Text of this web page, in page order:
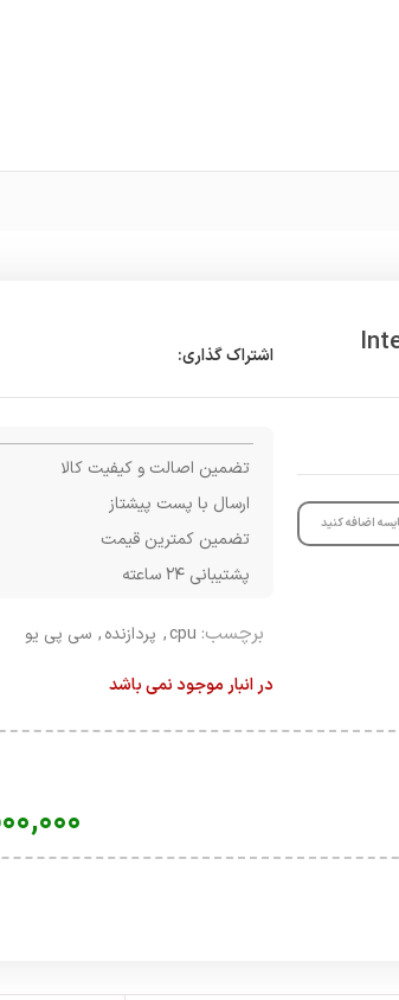
اشتراک گذاری:
اضافه کنید
تضمین اصالت و کیفیت کالا
ارسال با پست پیشتاز
تضمین کمترین قیمت
پشتیبانی ۲۴ ساعته
برچسب: cpu
, پردازنده, سی پی یو
در انبار موجود نمی باشد